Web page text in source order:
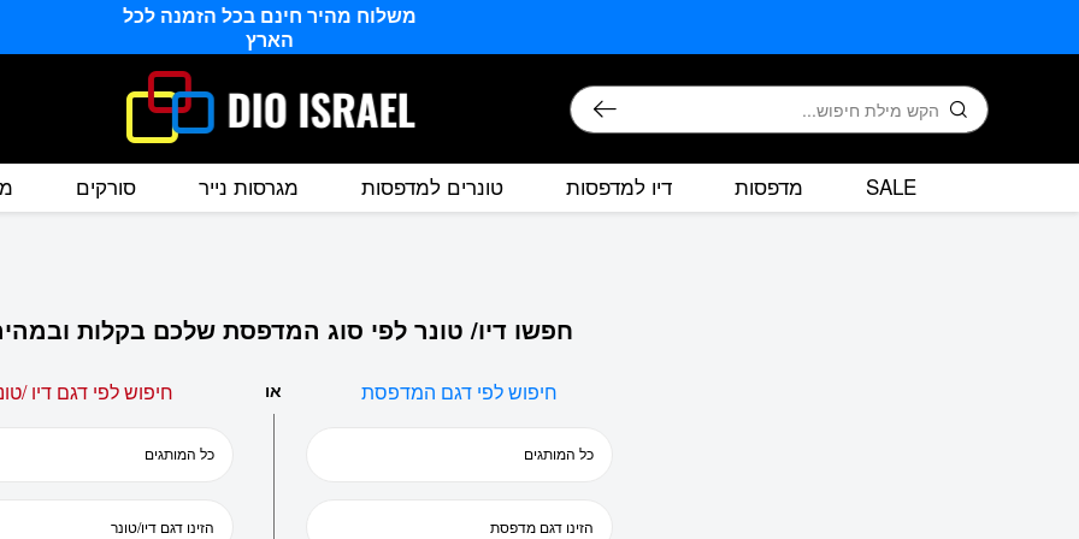
משלוח מהיר חינם בכל הזמנה לכל
הארץ
חיפוש
SALE מדפסות דיו למדפסות טונרים למדפסות מגרסות נייר סורקים
חפשו דיו/ טונר לפי סוג המדפסת שלכם בקלות
חיפוש לפי דגם המדפסת או חיפוש לפי דגם דיו /